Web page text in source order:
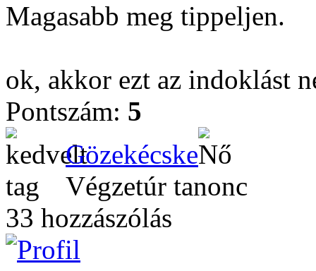
Magasabb meg tippeljen.
ok, akkor ezt az indoklást
Pontszám: 5
Gözekécske
Végzetúr tanonc
33 hozzászólás